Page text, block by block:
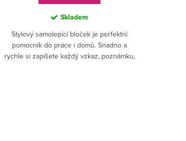
Skladem
Stylový samolepící bloček je perfektní
pomocník do práce i domů. Snadno a
rychle si zapíšete každý vzkaz, poznámku,